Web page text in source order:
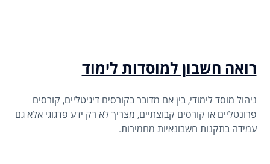
רואה חשבון למוסדות לימוד
ניהול מוסד לימודי, בין אם מדובר בקורסים דיגיטליים, קורסים
פרונטליים או קורסים קבוצתיים, מצריך לא רק ידע פדגוגי אלא גם
עמידה בתקנות חשבונאיות מחמירות.